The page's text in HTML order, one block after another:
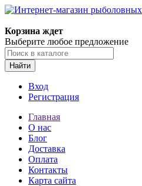
Корзина ждет
Выберите любое предложение
Найти
Вход
Регистрация
Главная
О нас
Блог
Доставка
Оплата
Контакты
Карта сайта